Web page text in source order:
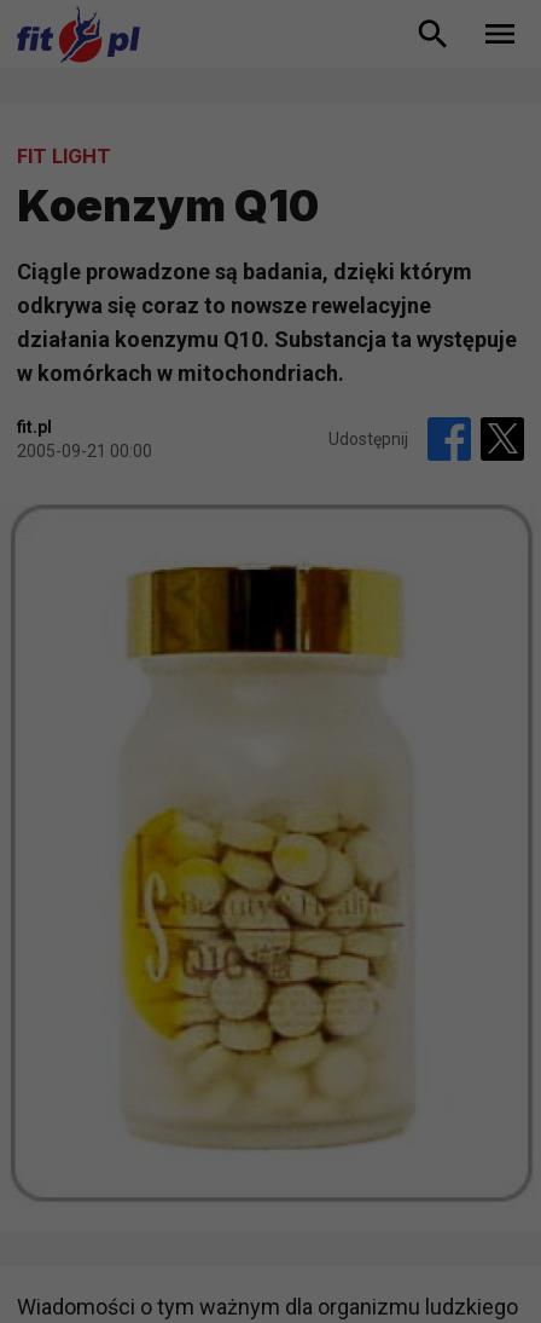
FIT LIGHT
Koenzym Q10
Ciągle prowadzone są badania, dzięki którym
odkrywa się coraz to nowsze rewelacyjne
działania koenzymu Q10. Substancja ta występuje
w komórkach w mitochondriach.
fit.pl
2005-09-21 00:00
Udostępnij
Wiadomości o tym ważnym dla organizmu ludzkiego